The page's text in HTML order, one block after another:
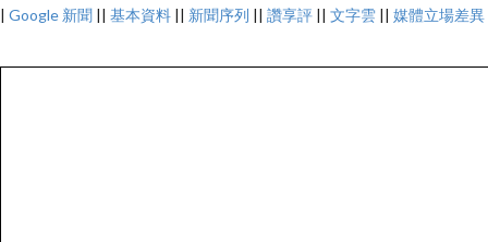
| Google 新聞 || 基本資料 || 新聞序列 || 讚享評 || 文字雲 || 媒體立場差異